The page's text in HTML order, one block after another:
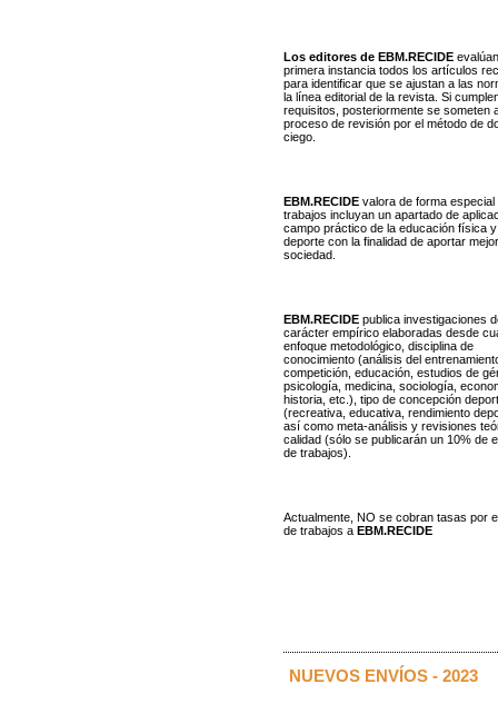
Los editores de EBM.RECIDE
primera instancia todos los artículos
para identificar que se ajustan a las
la línea editorial de la revista. Si
requisitos, posteriormente se someten
proceso de revisión por el método de
ciego.
EBM.RECIDE valora de forma especial
trabajos incluyan un apartado de
campo práctico de la educación física y
deporte con la finalidad de aportar
sociedad.
EBM.RECIDEpublica investigaciones
carácter empírico elaboradas desde
enfoque metodológico, disciplina de
conocimiento (análisis del
competición, educación, estudios de
psicología, medicina, sociología,
historia, etc.), tipo de concepción
(recreativa, educativa, rendimiento
así como meta-análisis y revisiones
calidad (sólo se publicarán un 10% de
de trabajos).
Actualmente, NO se cobran tasas por
de trabajos a EBM.RECIDE
NUEVOS ENVÍOS - 2023